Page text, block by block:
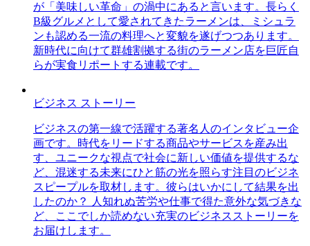
が「美味しい革命」の渦中にあると言います。長らく
B級グルメとして愛されてきたラーメンは、ミシュラ
ンも認める一流の料理へと変貌を遂げつつあります。
新時代に向けて群雄割拠する街のラーメン店を巨匠自
らが実食リポートする連載です。
ビジネス ストーリー
ビジネスの第一線で活躍する著名人のインタビュー企
画です。時代をリードする商品やサービスを産み出
す、ユニークな視点で社会に新しい価値を提供するな
ど、混迷する未来にひと筋の光を照らす注目のビジネ
スピープルを取材します。彼らはいかにして結果を出
したのか？ 人知れぬ苦労や仕事で得た意外な気づきな
ど、ここでしか読めない充実のビジネスストーリーを
お届けします。